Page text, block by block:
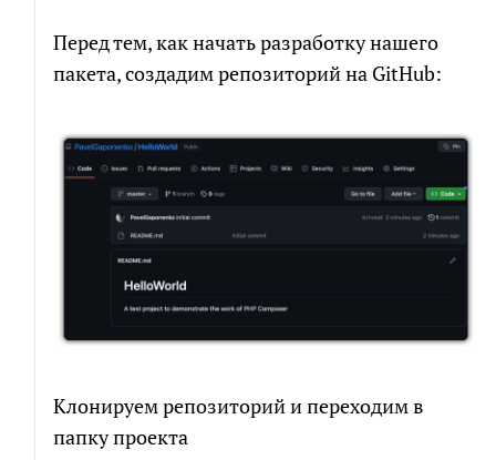
Перед тем, как начать разработку нашего
пакета, создадим репозиторий на GitHub:
Клонируем репозиторий и переходим в
папку проекта